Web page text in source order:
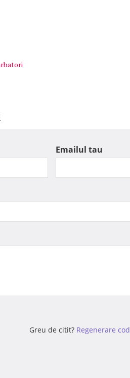
Emailul tau
Greu de citit? Regenerare cod